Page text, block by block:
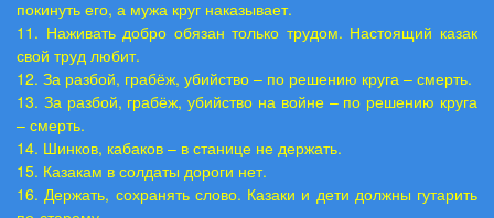
покинуть его, а мужа круг наказывает.
11. Наживать добро обязан только трудом. Настоящий казак
свой труд любит.
12. За разбой, грабёж, убийство – по решению круга – смерть.
13. За разбой, грабёж, убийство на войне – по решению круга
– смерть.
14. Шинков, кабаков – в станице не держать.
15. Казакам в солдаты дороги нет.
16. Держать, сохранять слово. Казаки и дети должны гутарить